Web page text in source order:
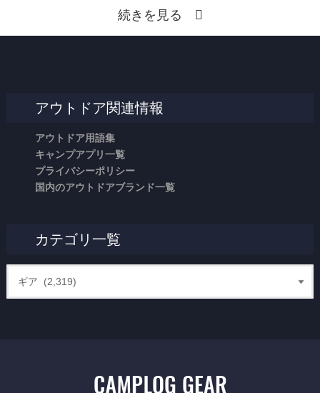
続きを見る
アウトドア関連情報
アウトドア用語集
キャンプアプリ一覧
プライバシーポリシー
国内のアウトドアブランド一覧
カテゴリ一覧